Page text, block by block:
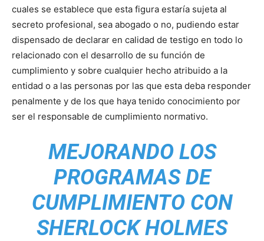
cuales se establece que esta figura estaría sujeta al
secreto profesional, sea abogado o no, pudiendo estar
dispensado de declarar en calidad de testigo en todo lo
relacionado con el desarrollo de su función de
cumplimiento y sobre cualquier hecho atribuido a la
entidad o a las personas por las que esta deba responder
penalmente y de los que haya tenido conocimiento por
ser el responsable de cumplimiento normativo.
MEJORANDO LOS
PROGRAMAS DE
CUMPLIMIENTO CON
SHERLOCK HOLMES